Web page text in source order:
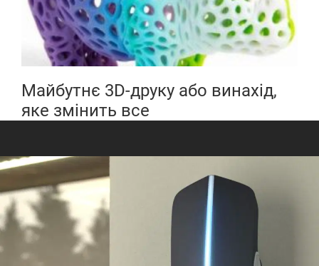
Майбутнє 3D-друку або винахід,
яке змінить все